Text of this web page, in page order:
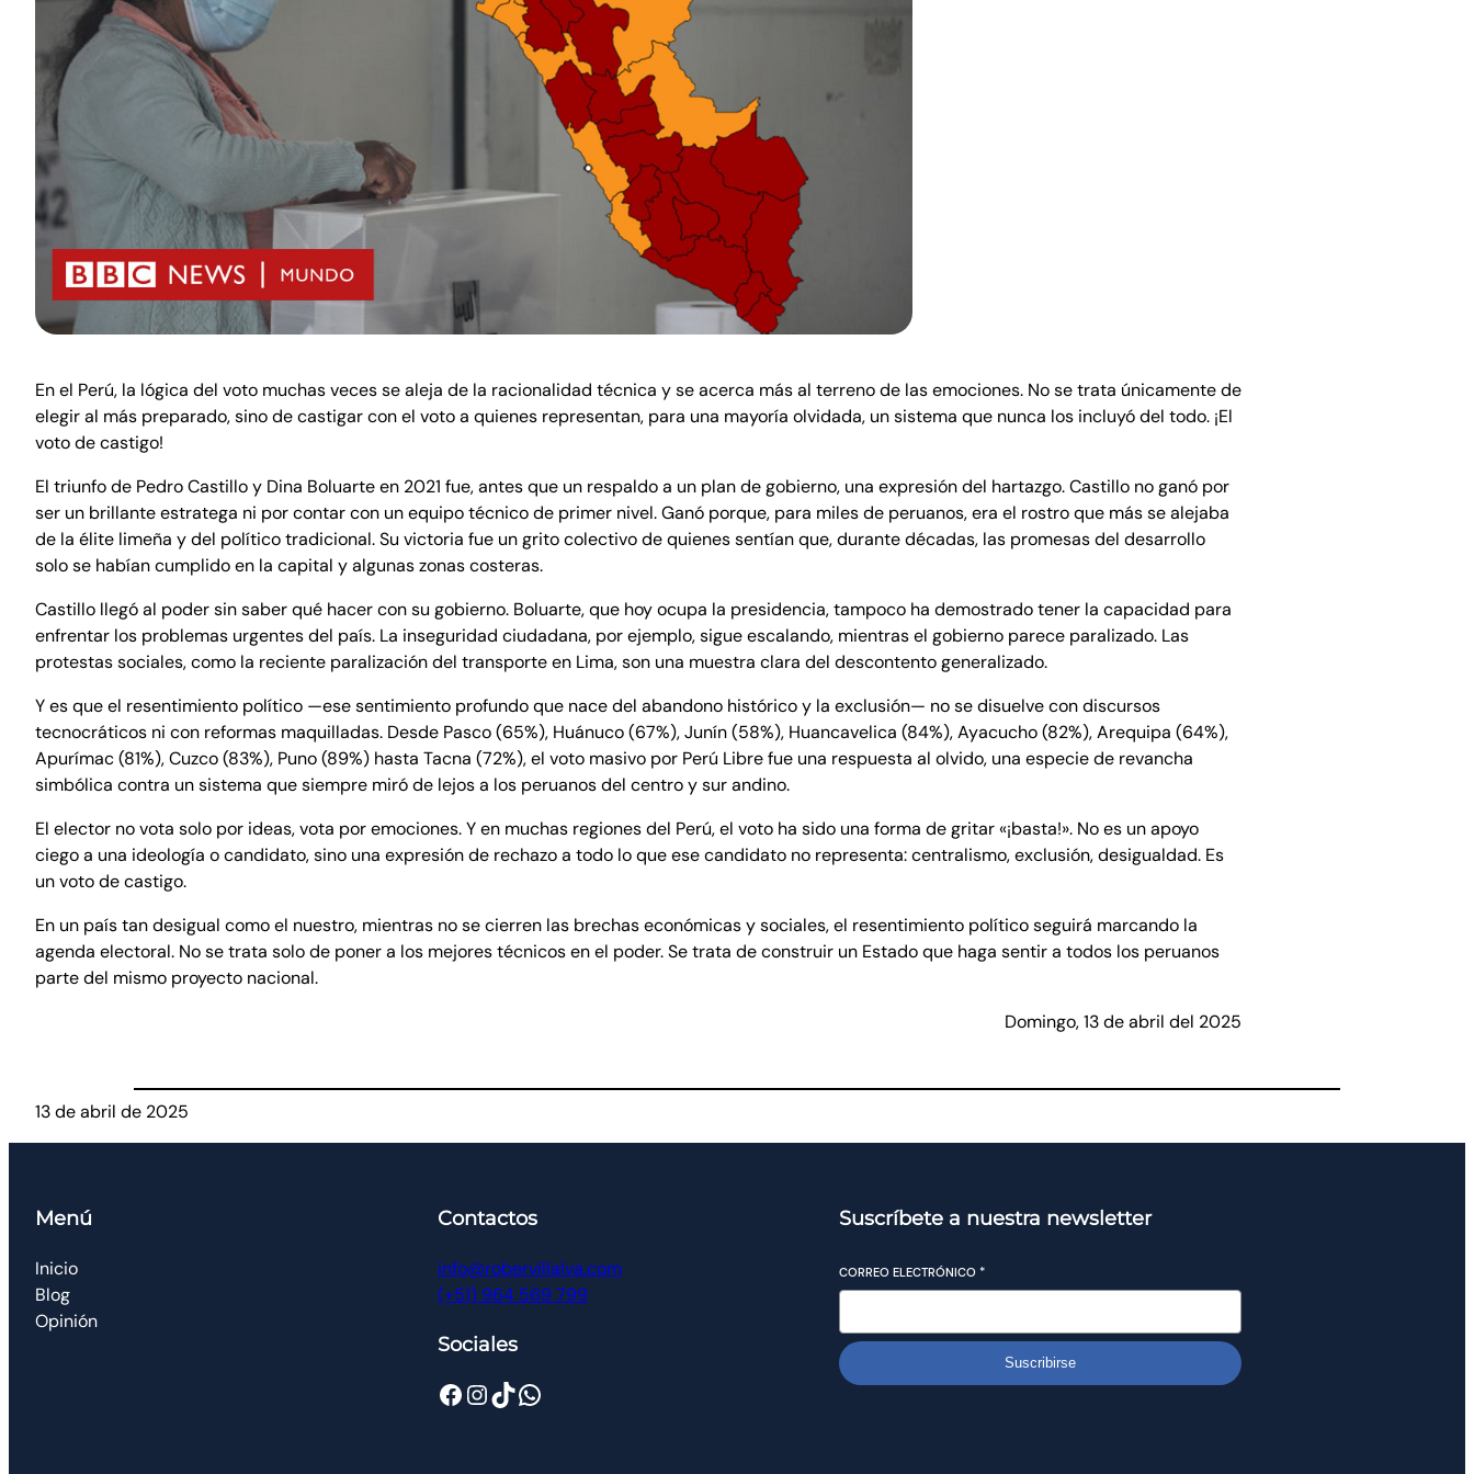
En el Perú, la lógica del voto muchas veces se aleja de la racionalidad técnica y se acerca más al terreno de las emociones. No se trata únicamente de
elegir al más preparado, sino de castigar con el voto a quienes representan, para una mayoría olvidada, un sistema que nunca los incluyó del todo. ¡El
voto de castigo!
El triunfo de Pedro Castillo y Dina Boluarte en 2021 fue, antes que un respaldo a un plan de gobierno, una expresión del hartazgo. Castillo no ganó por
ser un brillante estratega ni por contar con un equipo técnico de primer nivel. Ganó porque, para miles de peruanos, era el rostro que más se alejaba
de la élite limeña y del político tradicional. Su victoria fue un grito colectivo de quienes sentían que, durante décadas, las promesas del desarrollo
solo se habían cumplido en la capital y algunas zonas costeras.
Castillo llegó al poder sin saber qué hacer con su gobierno. Boluarte, que hoy ocupa la presidencia, tampoco ha demostrado tener la capacidad para
enfrentar los problemas urgentes del país. La inseguridad ciudadana, por ejemplo, sigue escalando, mientras el gobierno parece paralizado. Las
protestas sociales, como la reciente paralización del transporte en Lima, son una muestra clara del descontento generalizado.
Y es que el resentimiento político —ese sentimiento profundo que nace del abandono histórico y la exclusión— no se disuelve con discursos
tecnocráticos ni con reformas maquilladas. Desde Pasco (65%), Huánuco (67%), Junín (58%), Huancavelica (84%), Ayacucho (82%), Arequipa (64%),
Apurímac (81%), Cuzco (83%), Puno (89%) hasta Tacna (72%), el voto masivo por Perú Libre fue una respuesta al olvido, una especie de revancha
simbólica contra un sistema que siempre miró de lejos a los peruanos del centro y sur andino.
El elector no vota solo por ideas, vota por emociones. Y en muchas regiones del Perú, el voto ha sido una forma de gritar «¡basta!». No es un apoyo
ciego a una ideología o candidato, sino una expresión de rechazo a todo lo que ese candidato no representa: centralismo, exclusión, desigualdad. Es
un voto de castigo.
En un país tan desigual como el nuestro, mientras no se cierren las brechas económicas y sociales, el resentimiento político seguirá marcando la
agenda electoral. No se trata solo de poner a los mejores técnicos en el poder. Se trata de construir un Estado que haga sentir a todos los peruanos
parte del mismo proyecto nacional.
Domingo, 13 de abril del 2025
13 de abril de 2025
Menú
Inicio
Blog
Opinión
Contactos
info@robervillalva.com
(+51) 964 569 799
Sociales
Suscríbete a nuestra newsletter
CORREO ELECTRÓNICO *
Suscribirse